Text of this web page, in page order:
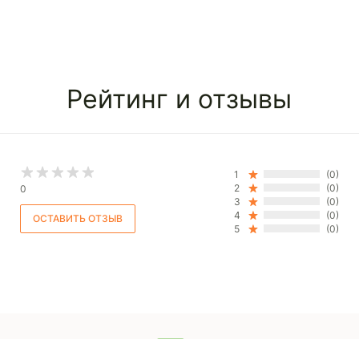
Рейтинг и отзывы
0
1
(0)
2
(0)
3
(0)
4
(0)
5
(0)